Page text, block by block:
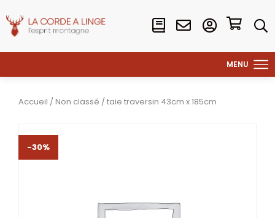
Accueil / Non classé / taie traversin 43cm x 185cm
-30%
-30%